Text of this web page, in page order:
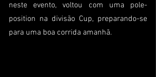
neste evento, voltou com uma pole-
position na divisão Cup, preparando-se
para uma boa corrida amanhã.